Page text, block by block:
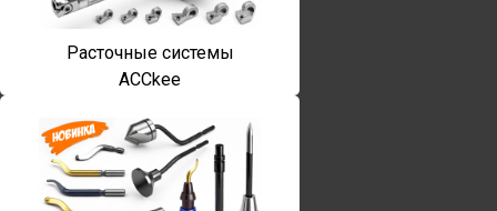
Расточные системы
ACCkee